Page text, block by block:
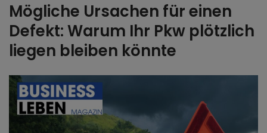
Mögliche Ursachen für einen
Defekt: Warum Ihr Pkw plötzlich
liegen bleiben könnte